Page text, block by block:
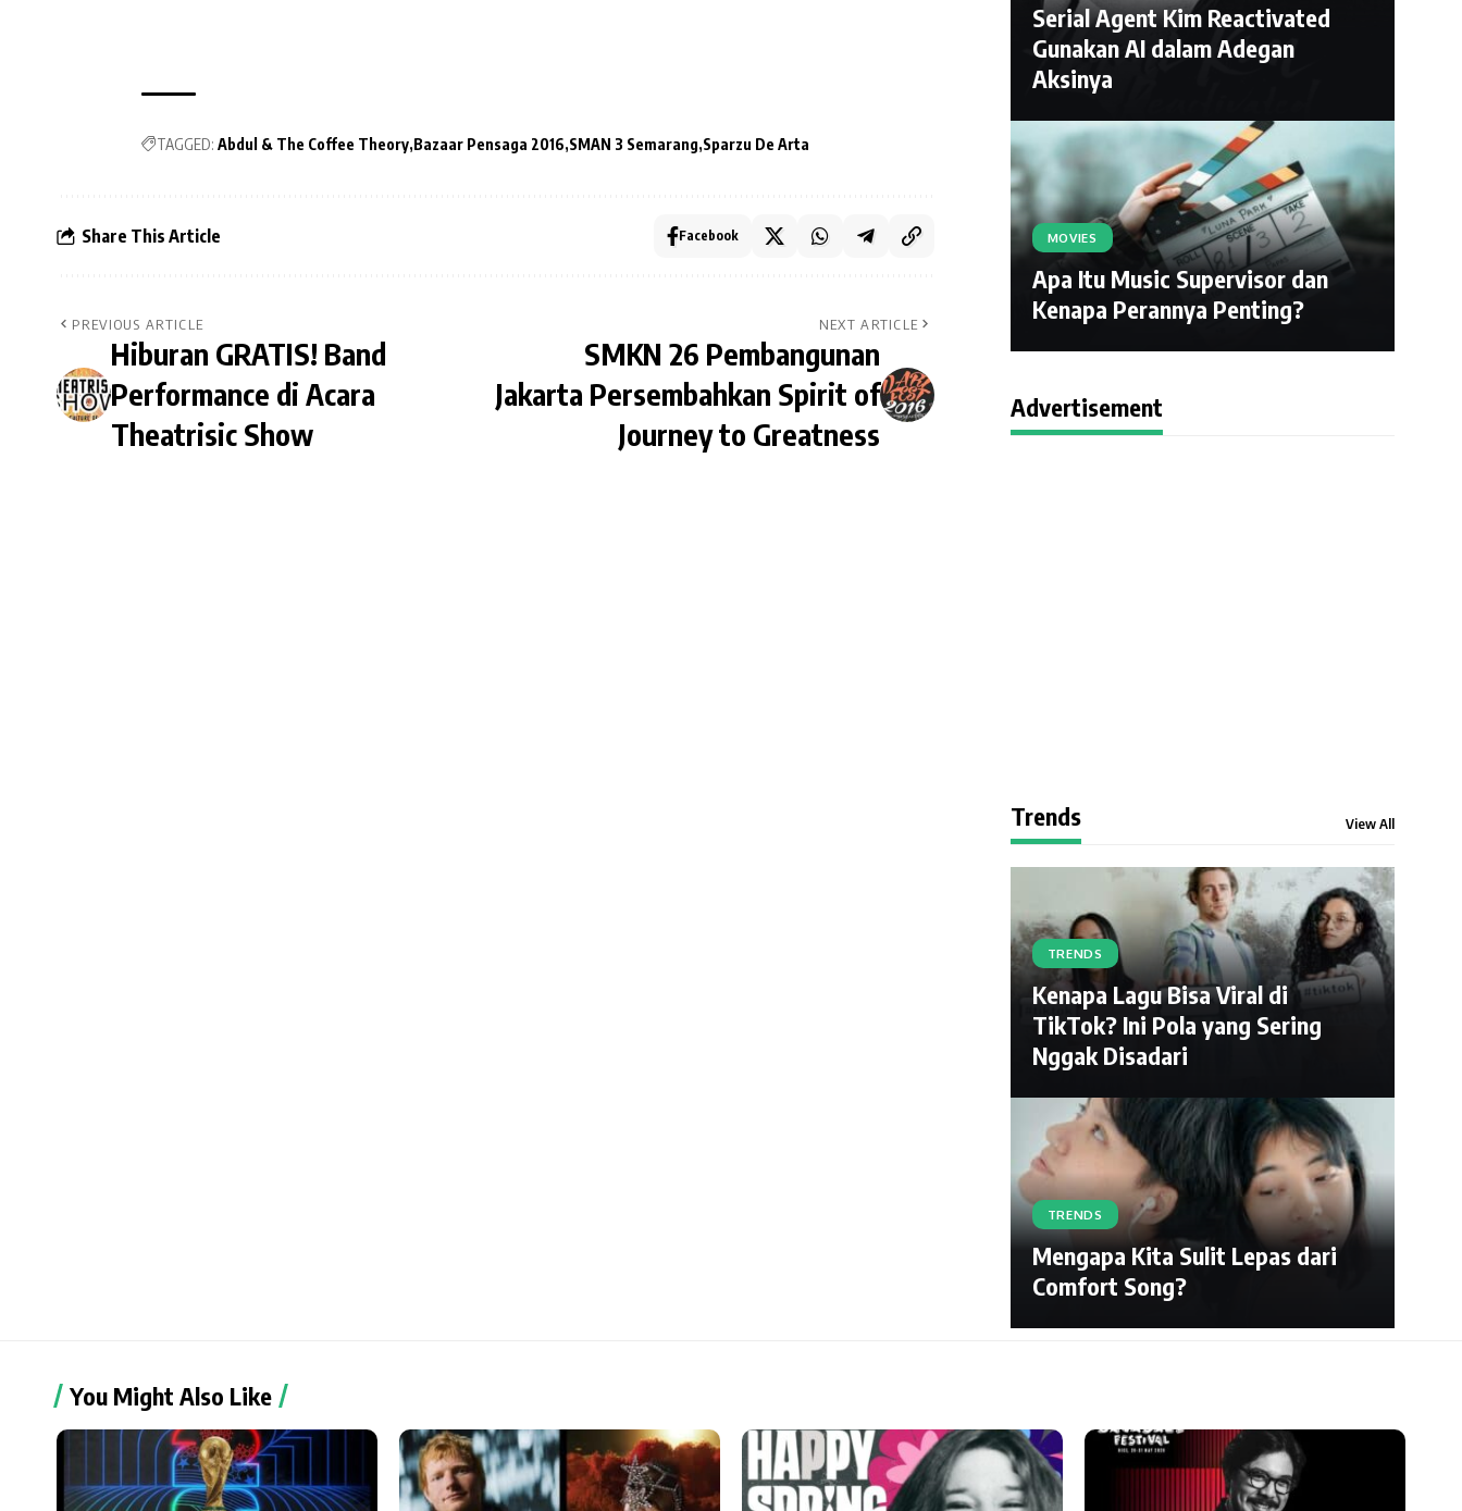
TAGGED: Abdul & The Coffee Theory Bazaar Pensaga 2016 SMAN 3 Semarang Sparzu De Arta
Share This Article Facebook
PREVIOUS ARTICLE
Hiburan GRATIS! Band
Performance di Acara
Theatrisic Show
NEXT ARTICLE
SMKN 26 Pembangunan
Jakarta Persembahkan Spirit of
Journey to Greatness
Serial Agent Kim Reactivated
Gunakan AI dalam Adegan
Aksinya
MOVIES
Apa Itu Music Supervisor dan
Kenapa Perannya Penting?
Advertisement
Trends View All
TRENDS
Kenapa Lagu Bisa Viral di
TikTok? Ini Pola yang Sering
Nggak Disadari
TRENDS
Mengapa Kita Sulit Lepas dari
Comfort Song?
You Might Also Like